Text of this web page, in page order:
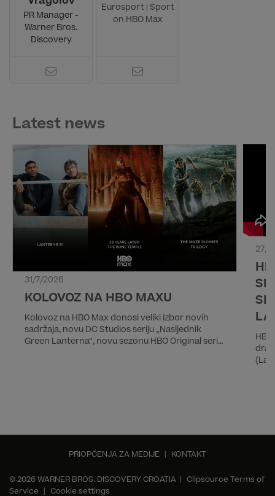
PR Manager -
Warner Bros.
Discovery
Eurosport | Sport
on HBO Max
Latest news
31/7/2026
KOLOVOZ NA HBO MAXU
Kolovoz na HBO Max donosi veliki izbor novih
sadržaja, novu DC Studios seriju „Nasljednik
Green Lanterna“, novu sezonu HBO Original serije
27/
PRIOPĆENJA ZA MEDIJE KONTAKT
© 2026 WARNER BROS. DISCOVERY CROATIA |
Clipsource Terms of
Service
Cookie settings